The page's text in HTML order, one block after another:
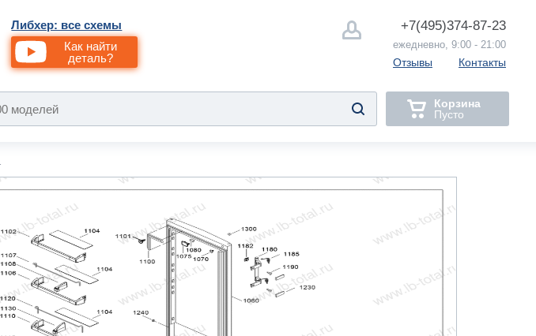
Либхер: все схемы
Как найти
деталь?
+7(495)374-87-23
ежедневно, 9:00 - 21:00
Отзывы Контакты
Корзина
Пусто